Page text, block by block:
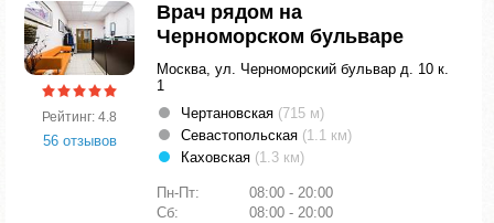
Рейтинг: 4.8
56 отзывов
Врач рядом на
Черноморском бульваре
Москва, ул. Черноморский бульвар д. 10 к.
1
Чертановская (715 м)
Севастопольская (1.1 км)
Каховская (1.3 км)
Пн-Пт:
08:00 - 20:00
Сб:
08:00 - 20:00